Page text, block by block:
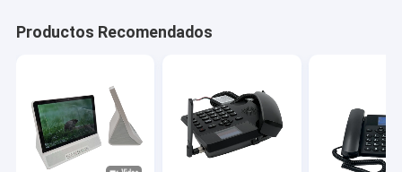
Productos Recomendados